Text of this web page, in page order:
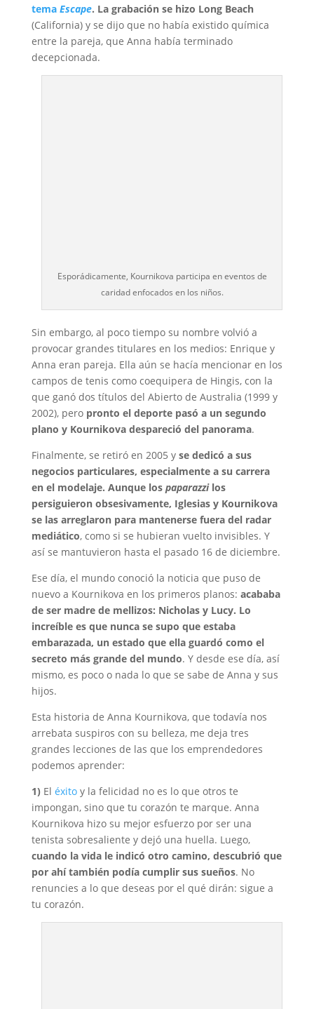
tema Escape. La grabación se hizo Long Beach
(California) y se dijo que no había existido química
entre la pareja, que Anna había terminado
decepcionada.
Esporádicamente, Kournikova participa en eventos de
caridad enfocados en los niños.
Sin embargo, al poco tiempo su nombre volvió a
provocar grandes titulares en los medios: Enrique y
Anna eran pareja. Ella aún se hacía mencionar en los
campos de tenis como coequipera de Hingis, con la
que ganó dos títulos del Abierto de Australia (1999 y
2002), pero pronto el deporte pasó a un segundo
plano y Kournikova despareció del panorama.
Finalmente, se retiró en 2005 y se dedicó a sus
negocios particulares, especialmente a su carrera
en el modelaje. Aunque los paparazzilos
persiguieron obsesivamente, Iglesias y Kournikova
se las arreglaron para mantenerse fuera del radar
mediático, como si se hubieran vuelto invisibles. Y
así se mantuvieron hasta el pasado 16 de diciembre.
Ese día, el mundo conoció la noticia que puso de
nuevo a Kournikova en los primeros planos: acababa
de ser madre de mellizos: Nicholas y Lucy. Lo
increíble es que nunca se supo que estaba
embarazada, un estado que ella guardó como el
secreto más grande del mundo. Y desde ese día, así
mismo, es poco o nada lo que se sabe de Anna y sus
hijos.
Esta historia de Anna Kournikova, que todavía nos
arrebata suspiros con su belleza, me deja tres
grandes lecciones de las que los emprendedores
podemos aprender:
1) El éxitoy la felicidad no es lo que otros te
impongan, sino que tu corazón te marque. Anna
Kournikova hizo su mejor esfuerzo por ser una
tenista sobresaliente y dejó una huella. Luego,
cuando la vida le indicó otro camino, descubrió que
por ahí también podía cumplir sus sueños. No
renuncies a lo que deseas por el qué dirán: sigue a
tu corazón.